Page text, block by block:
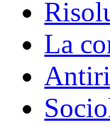
La